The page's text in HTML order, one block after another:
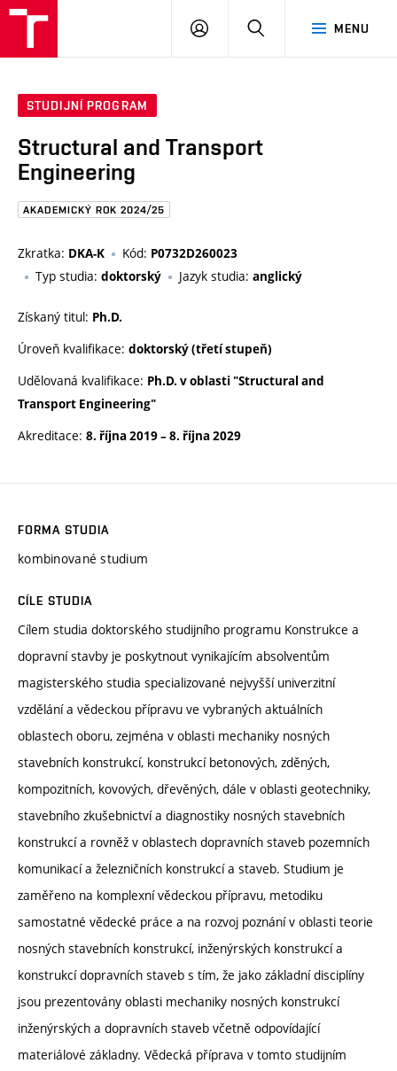
Brno
MENU
PŘIHLÁSIT
STUDIJNÍ PROGRAM
Structural and Transport
Engineering
AKADEMICKÝ ROK 2024/25
Zkratka: DKA-K Kód: P0732D260023
Typ studia: doktorský Jazyk studia: anglický
Získaný titul: Ph.D.
Úroveň kvalifikace: doktorský (třetí stupeň)
Udělovaná kvalifikace: Ph.D. v oblasti "Structural and
Transport Engineering"
Akreditace: 8. října 2019–8. října 2029
FORMA STUDIA
kombinované studium
CÍLE STUDIA
Cílem studia doktorského studijního programu Konstrukce a
dopravní stavby je poskytnout vynikajícím absolventům
magisterského studia specializované nejvyšší univerzitní
vzdělání a vědeckou přípravu ve vybraných aktuálních
oblastech oboru, zejména v oblasti mechaniky nosných
stavebních konstrukcí, konstrukcí betonových, zděných,
kompozitních, kovových, dřevěných, dále v oblasti geotechniky,
stavebního zkušebnictví a diagnostiky nosných stavebních
konstrukcí a rovněž v oblastech dopravních staveb pozemních
komunikací a železničních konstrukcí a staveb. Studium je
zaměřeno na komplexní vědeckou přípravu, metodiku
samostatné vědecké práce a na rozvoj poznání v oblasti teorie
nosných stavebních konstrukcí, inženýrských konstrukcí a
konstrukcí dopravních staveb s tím, že jako základní disciplíny
jsou prezentovány oblasti mechaniky nosných konstrukcí
inženýrských a dopravních staveb včetně odpovídající
materiálové základny. Vědecká příprava v tomto studijním